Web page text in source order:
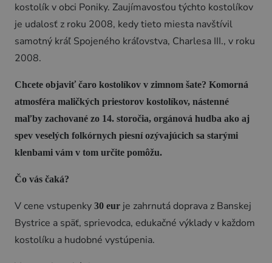
kostolík v obci Poniky. Zaujímavosťou týchto kostolíkov
je udalosť z roku 2008, kedy tieto miesta navštívil
samotný kráľ Spojeného kráľovstva, Charlesa III., v roku
2008.
Chcete objaviť čaro kostolíkov v zimnom šate? Komorná
atmosféra maličkých priestorov kostolíkov, nástenné
maľby zachované zo 14. storočia, orgánová hudba ako aj
spev veselých folkórnych piesní ozývajúcich sa starými
klenbami vám v tom určite pomôžu.
Čo vás čaká?
V cene vstupenky 30 eur je zahrnutá doprava z Banskej
Bystrice a späť, sprievodca, edukačné výklady v každom
kostolíku a hudobné vystúpenia.